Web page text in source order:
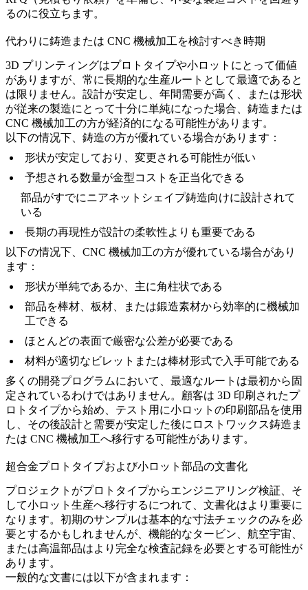
るのに役立ちます。
代わりに鋳造または CNC 機械加工を検討すべき時期
3D プリンティングはプロトタイプや小ロットにとって価値
がありますが、常に長期的な生産ルートとして最適であると
は限りません。設計が安定し、年間需要が高く、または形状
が従来の製造にとって十分に単純になった場合、鋳造または
CNC 機械加工の方が経済的になる可能性があります。
以下の情况下、鋳造の方が優れている場合があります：
形状が安定しており、変更される可能性が低い
予想される数量が金型コストを正当化できる
部品がすでにニアネットシェイプ鋳造向けに設計されて
いる
長期の再現性が設計の柔軟性よりも重要である
以下の情况下、CNC 機械加工の方が優れている場合があり
ます：
形状が単純であるか、主に角柱状である
部品を棒材、板材、または鍛造素材から効率的に機械加
工できる
ほとんどの表面で厳密な公差が必要である
材料が適切なビレットまたは棒材形式で入手可能である
多くの開発プログラムにおいて、最適なルートは最初から固
定されているわけではありません。顧客は 3D 印刷されたプ
ロトタイプから始め、テスト用に小ロットの印刷部品を使用
し、その後設計と需要が安定した後にロストワックス鋳造ま
たは CNC 機械加工へ移行する可能性があります。
超合金プロトタイプおよび小ロット部品の文書化
プロジェクトがプロトタイプからエンジニアリング検証、そ
して小ロット生産へ移行するにつれて、文書化はより重要に
なります。初期のサンプルは基本的な寸法チェックのみを必
要とするかもしれませんが、機能的なタービン、航空宇宙、
または高温部品はより完全な検査記録を必要とする可能性が
あります。
一般的な文書には以下が含まれます：